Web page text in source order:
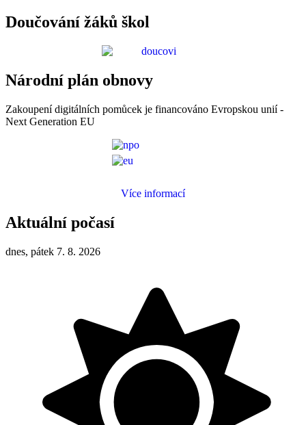
Doučování žáků škol
Národní plán obnovy
Zakoupení digitálních pomůcek je financováno Evropskou unií -
Next Generation EU
Více informací
Aktuální počasí
dnes, pátek 7. 8. 2026